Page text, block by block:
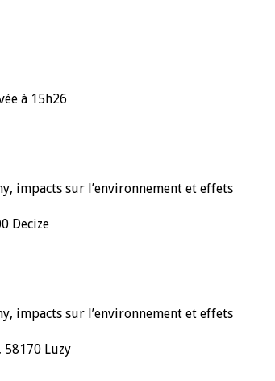
à 15h26
impacts sur l’environnement et effets
Decize
impacts sur l’environnement et effets
58170 Luzy